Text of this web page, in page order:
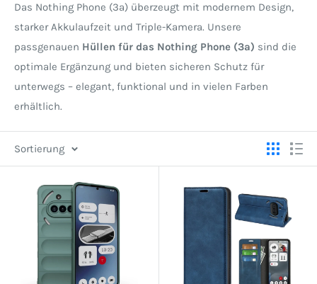
Das Nothing Phone (3a) überzeugt mit modernem Design,
starker Akkulaufzeit und Triple-Kamera. Unsere
passgenauen Hüllen für das Nothing Phone (3a) sind die
optimale Ergänzung und bieten sicheren Schutz für
unterwegs – elegant, funktional und in vielen Farben
erhältlich.
Sortierung